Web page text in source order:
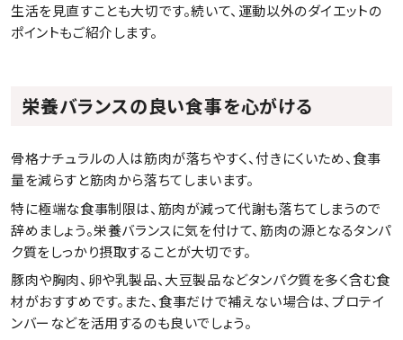
生活を見直すことも大切です。続いて、運動以外のダイエットの
ポイントもご紹介します。
栄養バランスの良い食事を心がける
骨格ナチュラルの人は筋肉が落ちやすく、付きにくいため、食事
量を減らすと筋肉から落ちてしまいます。
特に極端な食事制限は、筋肉が減って代謝も落ちてしまうので
辞めましょう。栄養バランスに気を付けて、筋肉の源となるタンパ
ク質をしっかり摂取することが大切です。
豚肉や胸肉、卵や乳製品、大豆製品などタンパク質を多く含む食
材がおすすめです。また、食事だけで補えない場合は、プロテイ
ンバーなどを活用するのも良いでしょう。